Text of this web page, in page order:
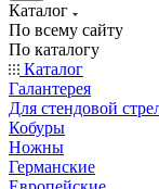
Каталог
По всему сайту
По каталогу
Каталог
Галантерея
Для стендовой
Кобуры
Ножны
Германские